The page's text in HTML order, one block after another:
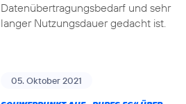
Datenübertragungsbedarf und sehr
langer Nutzungsdauer gedacht ist.
05. Oktober 2021